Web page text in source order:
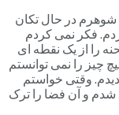
شوهرم در حال تکان
فکر نمی کردم
را از یک نقطه ای
چیز را نمی توانستم
وقتی خواستم
و آن فضا را ترک